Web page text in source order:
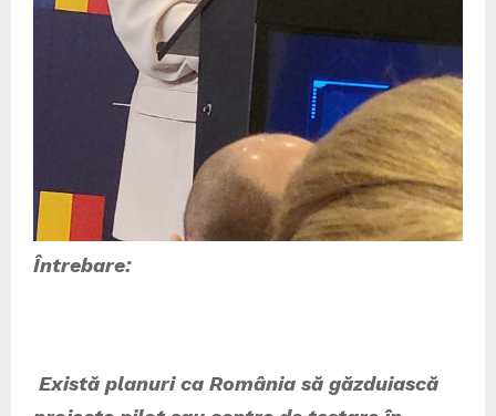
Întrebare:
Există planuri ca România să găzduiască